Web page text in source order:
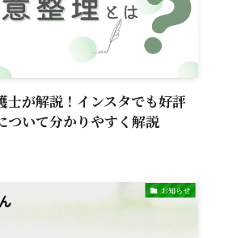
士が解説！インスタでも好評
ついて分かりやすく解説
お知らせ